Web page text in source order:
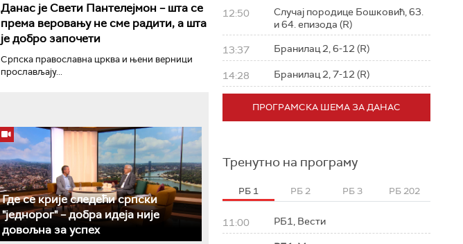
Данас је Свети Пантелејмон – шта се
према веровању не сме радити, а шта
је добро започети
Српска православна црква и њени верници
прослављају...
Где се крије следећи српски
"једнорог" – добра идеја није
довољна за успех
12:50
Случај породице Бошковић, 63.
и 64. епизода (R)
13:37 Бранилац 2, 6-12 (R)
14:28 Бранилац 2, 7-12 (R)
ПРОГРАМСКА ШЕМА ЗА ДАНАС
Тренутно на програму
РБ 1 РБ 2 РБ 3 РБ 202
11:00 РБ1, Вести